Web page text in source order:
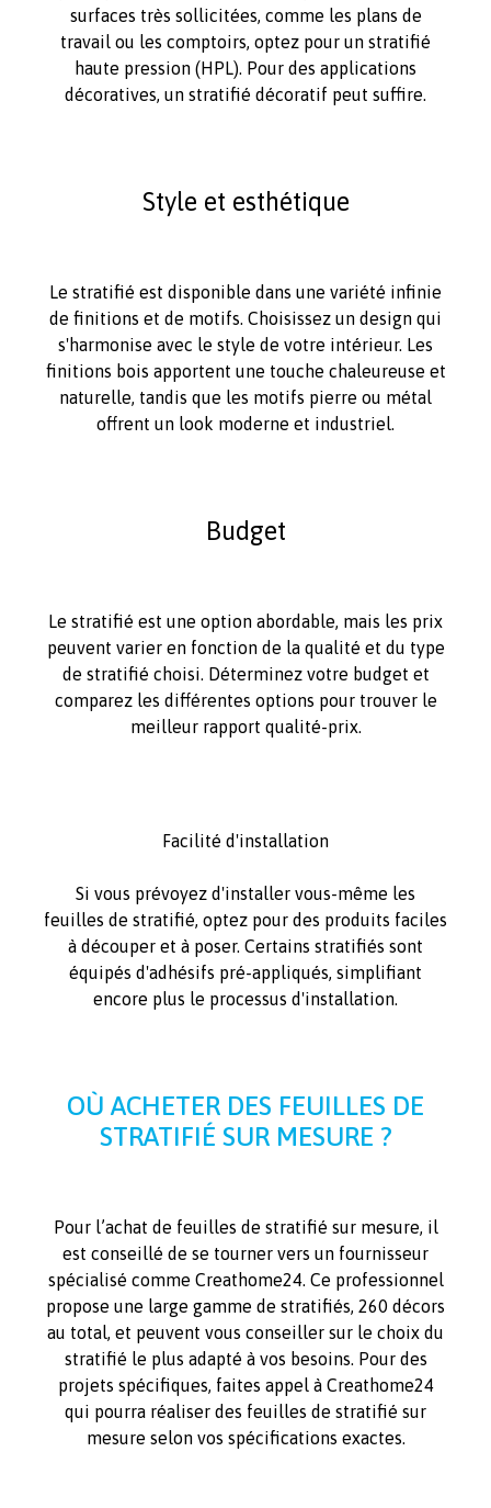
surfaces très sollicitées, comme les plans de
travail ou les comptoirs, optez pour un stratifié
haute pression (HPL). Pour des applications
décoratives, un stratifié décoratif peut suffire.
Style et esthétique
Le stratifié est disponible dans une variété infinie
de finitions et de motifs. Choisissez un design qui
s'harmonise avec le style de votre intérieur. Les
finitions bois apportent une touche chaleureuse et
naturelle, tandis que les motifs pierre ou métal
offrent un look moderne et industriel.
Budget
Le stratifié est une option abordable, mais les prix
peuvent varier en fonction de la qualité et du type
de stratifié choisi. Déterminez votre budget et
comparez les différentes options pour trouver le
meilleur rapport qualité-prix.
Facilité d'installation
Si vous prévoyez d'installer vous-même les
feuilles de stratifié, optez pour des produits faciles
à découper et à poser. Certains stratifiés sont
équipés d'adhésifs pré-appliqués, simplifiant
encore plus le processus d'installation.
OÙ ACHETER DES FEUILLES DE
STRATIFIÉ SUR MESURE ?
Pour l’achat de feuilles de stratifié sur mesure, il
est conseillé de se tourner vers un fournisseur
spécialisé comme Creathome24. Ce professionnel
propose une large gamme de stratifiés, 260 décors
au total, et peuvent vous conseiller sur le choix du
stratifié le plus adapté à vos besoins. Pour des
projets spécifiques, faites appel à Creathome24
qui pourra réaliser des feuilles de stratifié sur
mesure selon vos spécifications exactes.